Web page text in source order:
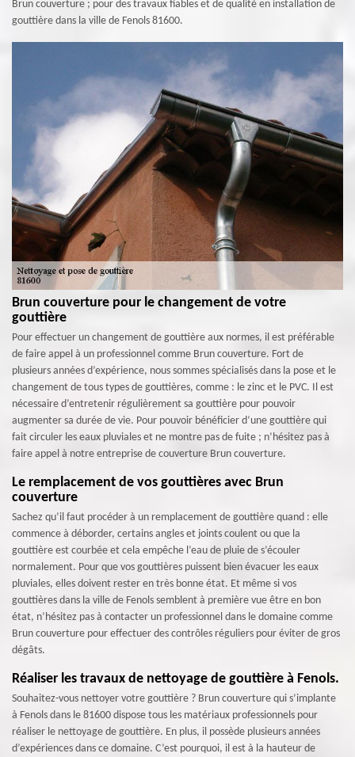
Brun couverture ; pour des travaux fiables et de qualité en installation de
gouttière dans la ville de Fenols 81600.
Brun couverture pour le changement de votre
gouttière
Pour effectuer un changement de gouttière aux normes, il est préférable
de faire appel à un professionnel comme Brun couverture. Fort de
plusieurs années d’expérience, nous sommes spécialisés dans la pose et le
changement de tous types de gouttières, comme : le zinc et le PVC. Il est
nécessaire d’entretenir régulièrement sa gouttière pour pouvoir
augmenter sa durée de vie. Pour pouvoir bénéficier d’une gouttière qui
fait circuler les eaux pluviales et ne montre pas de fuite ; n’hésitez pas à
faire appel à notre entreprise de couverture Brun couverture.
Le remplacement de vos gouttières avec Brun
couverture
Sachez qu’il faut procéder à un remplacement de gouttière quand : elle
commence à déborder, certains angles et joints coulent ou que la
gouttière est courbée et cela empêche l’eau de pluie de s’écouler
normalement. Pour que vos gouttières puissent bien évacuer les eaux
pluviales, elles doivent rester en très bonne état. Et même si vos
gouttières dans la ville de Fenols semblent à première vue être en bon
état, n’hésitez pas à contacter un professionnel dans le domaine comme
Brun couverture pour effectuer des contrôles réguliers pour éviter de gros
dégâts.
Réaliser les travaux de nettoyage de gouttière à Fenols.
Souhaitez-vous nettoyer votre gouttière ? Brun couverture qui s’implante
à Fenols dans le 81600 dispose tous les matériaux professionnels pour
réaliser le nettoyage de gouttière. En plus, il possède plusieurs années
d’expériences dans ce domaine. C’est pourquoi, il est à la hauteur de